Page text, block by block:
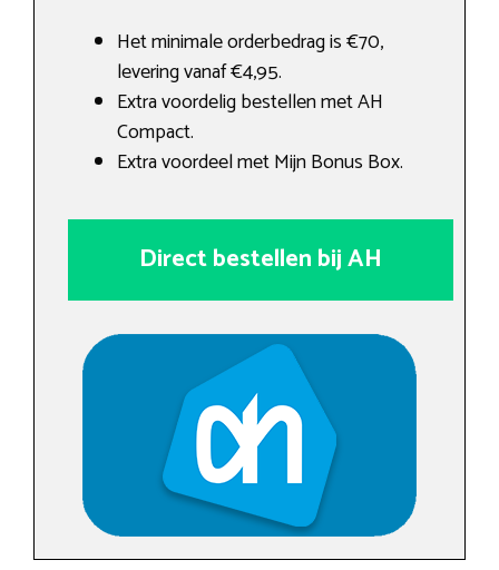
Het minimale orderbedrag is €70,
levering vanaf €4,95.
Extra voordelig bestellen met AH
Compact.
Extra voordeel met Mijn Bonus Box.
Direct bestellen bij AH